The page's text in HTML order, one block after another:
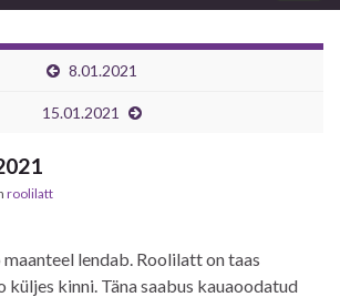
8.01.2021
15.01.2021
roolilatt
lendab. Roolilatt on taas
küljes kinni. Täna saabus kauaoodatud